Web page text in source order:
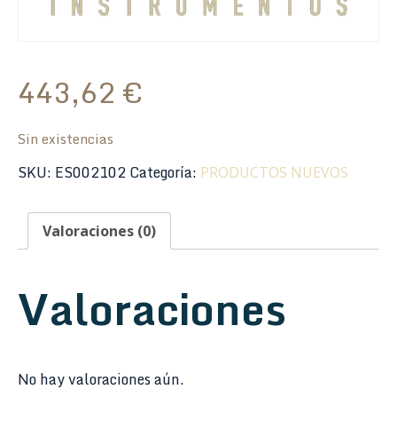
443,62 €
Sin existencias
SKU: ES002102Categoría: PRODUCTOS NUEVOS
Valoraciones (0)
Valoraciones
No hay valoraciones aún.